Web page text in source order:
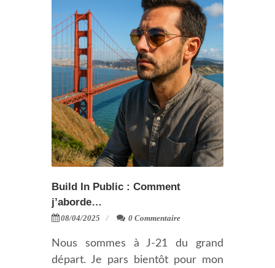
Build In Public : Comment
j’aborde…
08/04/2025 0 Commentaire
Nous sommes à J-21 du grand
départ. Je pars bientôt pour mon